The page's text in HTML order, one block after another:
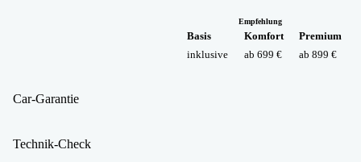
Basis
inklusive
Empfehlung
Komfort
ab 699 €
Premium
ab 899 €
Car-Garantie
Technik-Check